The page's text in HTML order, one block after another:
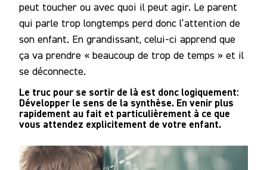
peut toucher ou avec quoi il peut agir. Le parent
qui parle trop longtemps perd donc l’attention de
son enfant. En grandissant, celui-ci apprend que
ça va prendre « beaucoup de trop de temps » et il
se déconnecte.
Le truc pour se sortir de là est donc logiquement:
Développer le sens de la synthèse. En venir plus
rapidement au fait et particulièrement à ce que
vous attendez explicitement de votre enfant.